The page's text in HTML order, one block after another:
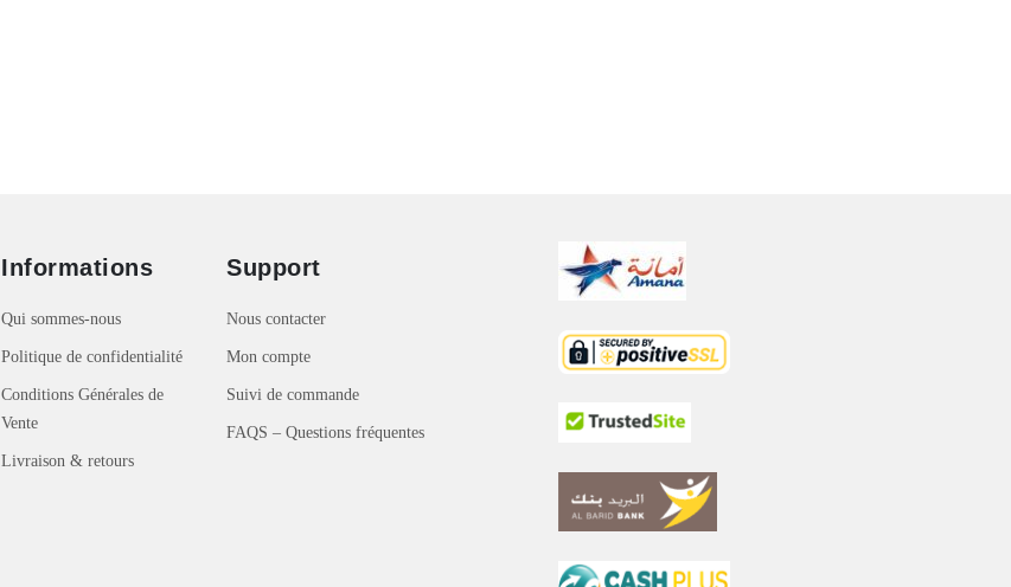
Informations
Qui sommes-nous
Politique de confidentialité
Conditions Générales de
Vente
Livraison & retours
Support
Nous contacter
Mon compte
Suivi de commande
FAQS – Questions fréquentes